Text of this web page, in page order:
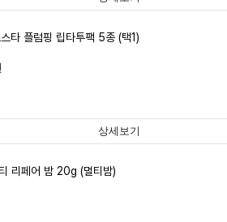
타 플럼핑 립타투팩 5종 (택1)
상세보기
리페어 밤 20g (멀티밤)